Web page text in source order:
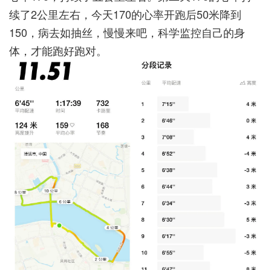
续了2公里左右，今天170的心率开跑后50米降到
150，病去如抽丝，慢慢来吧，科学监控自己的身
体，才能跑好跑对。